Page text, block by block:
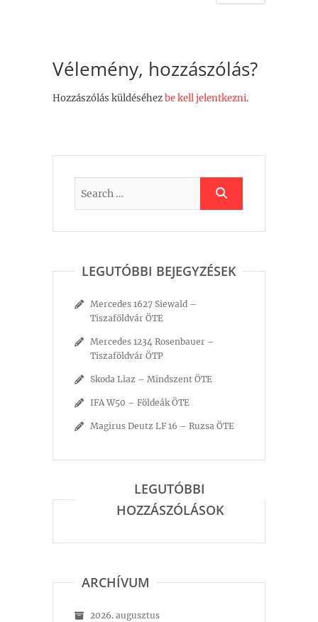
Vélemény, hozzászólás?
Hozzászólás küldéséhezbe kell jelentkezni.
LEGUTÓBBI BEJEGYZÉSEK
Mercedes 1627 Siewald –
Tiszaföldvár ÖTE
Mercedes 1234 Rosenbauer –
Tiszaföldvár ÖTP
Skoda Liaz – Mindszent ÖTE
IFA W50 – Földeák ÖTE
Magirus Deutz LF 16 – Ruzsa ÖTE
LEGUTÓBBI
HOZZÁSZÓLÁSOK
ARCHÍVUM
2026. augusztus